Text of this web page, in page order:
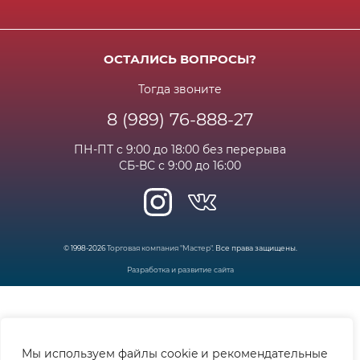
Мы используем файлы cookie и рекомендательные
Доставка
Возрат и гарантия
Часто задаваемые вопросы
ОСТАЛИСЬ ВОПРОСЫ?
Тогда звоните
8 (989) 76-888-27
ПН-ПТ с 9:00 до 18:00 без перерыва
СБ-ВС с 9:00 до 16:00
© 1998-2026Торговая компания "Мастер". Все права защищены.
Разработка и развитие сайта